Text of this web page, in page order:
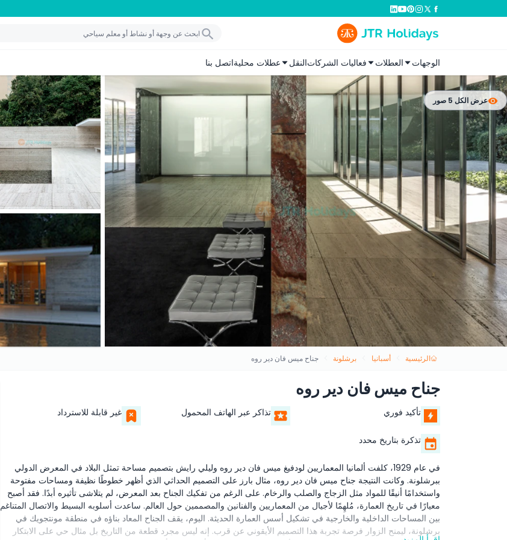
الوجهات العطلات فعاليات الشركاتالنقل عطلات محليةاتصل بنا
عرض الكل 5 صور
الرئيسية أسبانيا برشلونة جناح ميس فان دير روه
جناح ميس فان دير روه
تأكيد فوري تذاكر عبر الهاتف المحمول غير قابلة للاسترداد
تذكرة بتاريخ محدد
في عام 1929، كلفت ألمانيا المعماريين لودفيغ ميس فان دير روه وليلي رايش بتصميم مساحة تمثل البلاد في المعرض الدولي
ببرشلونة. وكانت النتيجة جناح ميس فان دير روه، مثال بارز على التصميم الحداثي الذي أظهر خطوطًا نظيفة ومساحات مفتوحة
واستخدامًا أنيقًا للمواد مثل الزجاج والصلب والرخام. على الرغم من تفكيك الجناح بعد المعرض، لم يتلاشى تأثيره أبدًا. فقد أصبح
معيارًا في تاريخ العمارة، مُلهِمًا لأجيال من المعماريين والفنانين والمصممين حول العالم. ساعدت أسلوبه البسيط والاتصال المتناغم
بين المساحات الداخلية والخارجية في تشكيل أسس العمارة الحديثة. اليوم، يقف الجناح المعاد بناؤه في منطقة مونتجويك في
برشلونة، ليمنح الزوار فرصة تجربة هذا التصميم الأيقوني عن قرب. إنه ليس مجرد قطعة من التاريخ بل مثال حي على الابتكار